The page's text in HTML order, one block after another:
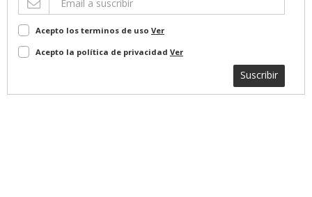
Acepto los terminos de uso Ver
Acepto la política de privacidad Ver
Suscribir